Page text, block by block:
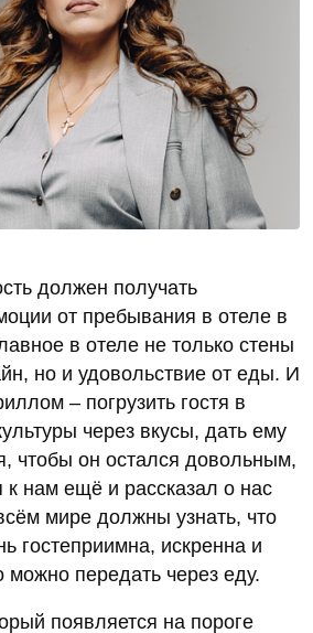
должен получать
от пребывания в отеле в
в отеле не только стены
но и удовольствие от еды. И
– погрузить гостя в
через вкусы, дать ему
чтобы он остался довольным,
к нам ещё и рассказал о нас
мире должны узнать, что
гостеприимна, искренна и
можно передать через еду.
появляется на пороге